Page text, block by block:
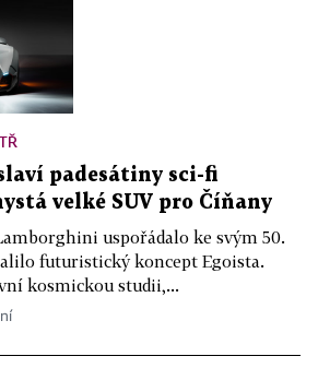
padesátiny sci-fi
velké SUV pro Číňany
uspořádalo ke svým 50.
futuristický koncept Egoista.
kosmickou studii,...